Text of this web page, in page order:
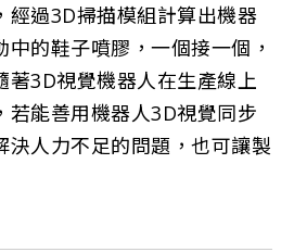
經過3D掃描模組計算出機器
中的鞋子噴膠，一個接一個，
著3D視覺機器人在生產線上
若能善用機器人3D視覺同步
決人力不足的問題，也可讓製